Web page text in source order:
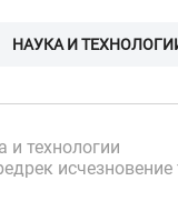
НАУКА И
и технологии
исчезновение